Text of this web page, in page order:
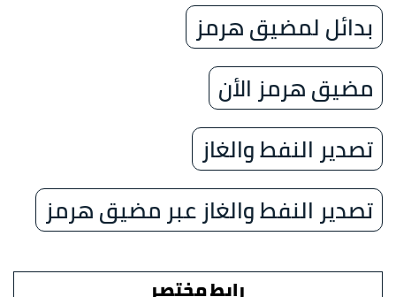
بدائل لمضيق هرمز
مضيق هرمز الأن
تصدير النفط والغاز
تصدير النفط والغاز عبر مضيق هرمز
رابط مختصر